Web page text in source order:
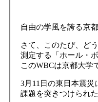
自由の学風を誇る京
さて、このたび、ど
測定する「ホール・
このWBCは京都大学
3月11日の東日本震
課題を突きつけられ